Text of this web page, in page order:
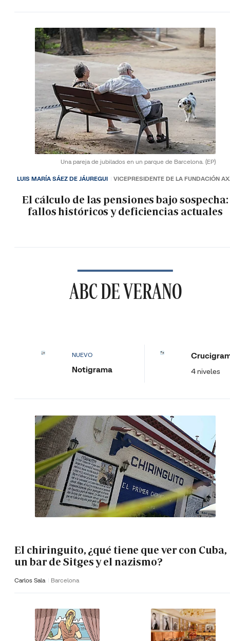
Una pareja de jubilados en un parque de Barcelona. (EP)
El cálculo de las pensiones bajo sospecha:
fallos históricos y deficiencias actuales
LUIS MARÍA SÁEZ DE JÁUREGUI VICEPRESIDENTE DE LA FUNDACIÓN
ABC DE VERANO
NUEVO
Notigrama 4 niveles
El chiringuito, ¿qué tiene que ver con Cuba,
un bar de Sitges y el nazismo?
Carlos Sala Barcelona